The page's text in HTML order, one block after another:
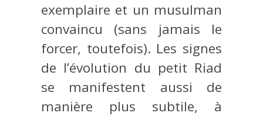
exemplaire et un musulman
convaincu (sans jamais le
forcer, toutefois). Les signes
de l’évolution du petit Riad
se manifestent aussi de
manière plus subtile, à